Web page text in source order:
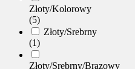
Złoty/Kolorowy
(5)
Złoty/Srebrny
(1)
Złoty/Srebrny/Brązowy